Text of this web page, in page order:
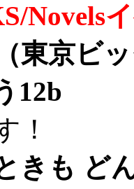
Novels
東京ビ
12b
！
きも ど